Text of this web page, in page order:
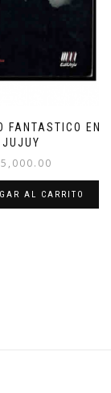
FANTASTICO EN
JUJUY
5,000.00
AL CARRITO